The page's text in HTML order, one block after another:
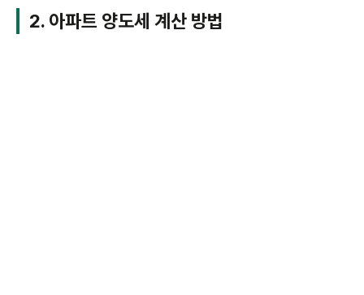
2. 아파트 양도세 계산 방법